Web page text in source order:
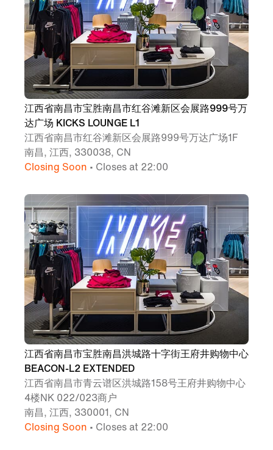
江西省南昌市宝胜南昌市红谷滩新区会展路999号万
达广场 KICKS LOUNGE L1
江西省南昌市红谷滩新区会展路999号万达广场1F
南昌, 江西, 330038, CN
Closing Soon • Closes at 22:00
江西省南昌市宝胜南昌洪城路十字街王府井购物中心
BEACON-L2 EXTENDED
江西省南昌市青云谱区洪城路158号王府井购物中心
4楼NK 022/023商户
南昌, 江西, 330001, CN
Closing Soon • Closes at 22:00